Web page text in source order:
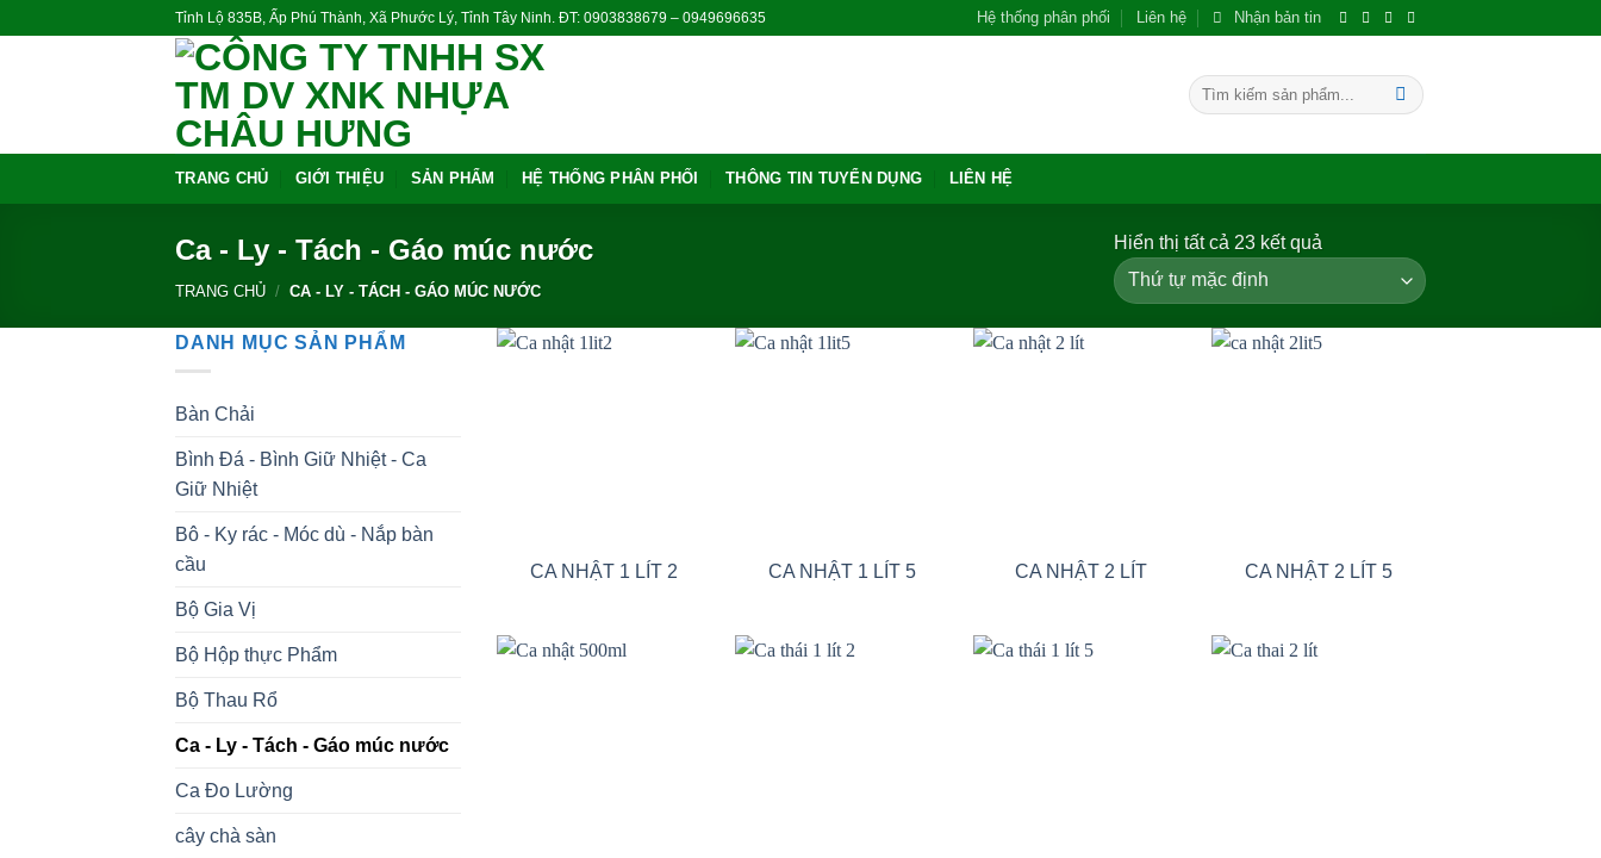
Tỉnh Lộ 835B, Ấp Phú Thành, Xã Phước Lý, Tỉnh Tây Ninh. ĐT: 0903838679 – 0949696635 Hệ thống phân phối Liên hệ Nhận bản tin
Tìm
kiếm:
TRANG CHỦ GIỚI THIỆU SẢN PHẨM HỆ THỐNG PHÂN PHỐI THÔNG TIN TUYỂN DỤNG LIÊN HỆ
Ca - Ly - Tách - Gáo múc nước
TRANG CHỦ / CA - LY - TÁCH - GÁO MÚC NƯỚC
Hiển thị tất cả 23 kết quả
DANH MỤC SẢN PHẨM
Bàn Chải
Bình Đá - Bình Giữ Nhiệt - Ca
Giữ Nhiệt
Bô - Ky rác - Móc dù - Nắp bàn
cầu
Bộ Gia Vị
Bộ Hộp thực Phẩm
Bộ Thau Rổ
Ca - Ly - Tách - Gáo múc nước
Ca Đo Lường
cây chà sàn
CA NHẬT 1 LÍT 2 CA NHẬT 1 LÍT 5 CA NHẬT 2 LÍT CA NHẬT 2 LÍT 5